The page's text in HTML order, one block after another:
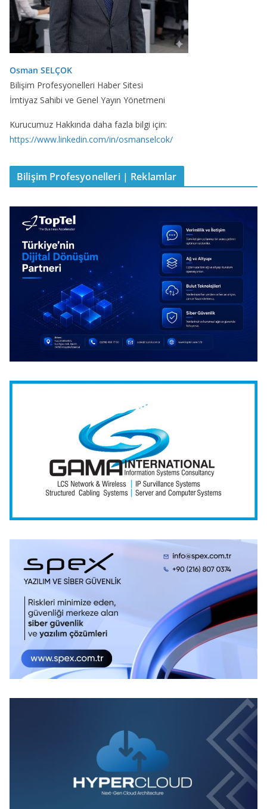
Osman SELÇOK
Bilişim Profesyonelleri Haber Sitesi
İmtiyaz Sahibi ve Genel Yayın Yönetmeni
Kurucumuz Hakkında daha fazla bilgi için:
https://www.linkedin.com/in/osmanselcok/
Bilişim Profesyonelleri | Reklamlar